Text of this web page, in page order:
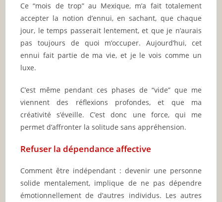
Ce “mois de trop” au Mexique, m’a fait totalement
accepter la notion d’ennui, en sachant, que chaque
jour, le temps passerait lentement, et que je n’aurais
pas toujours de quoi m’occuper. Aujourd’hui, cet
ennui fait partie de ma vie, et je le vois comme un
luxe.
C’est même pendant ces phases de “vide” que me
viennent des réflexions profondes, et que ma
créativité s’éveille. C’est donc une force, qui me
permet d’affronter la solitude sans appréhension.
Refuser la dépendance affective
Comment être indépendant : devenir une personne
solide mentalement, implique de ne pas dépendre
émotionnellement de d’autres individus. Les autres